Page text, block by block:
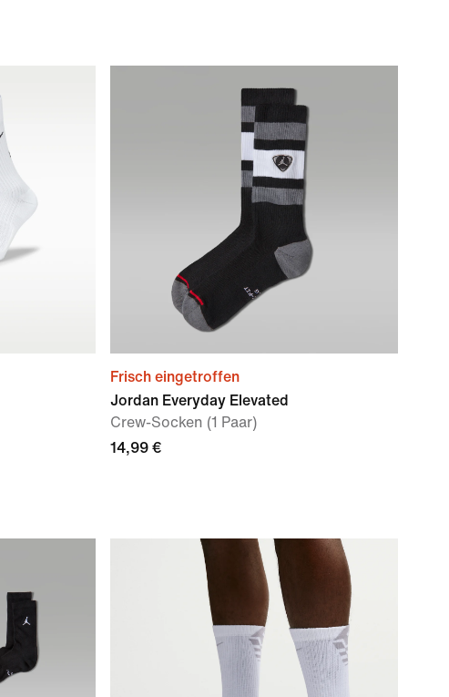
Frisch eingetroffen
Jordan Everyday Elevated
Crew-Socken (1 Paar)
14,99 €